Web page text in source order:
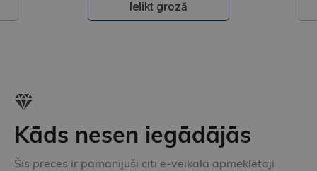
Ielikt grozā
Kāds nesen iegādājās
Šīs preces ir pamanījuši citi e-veikala apmeklētāji